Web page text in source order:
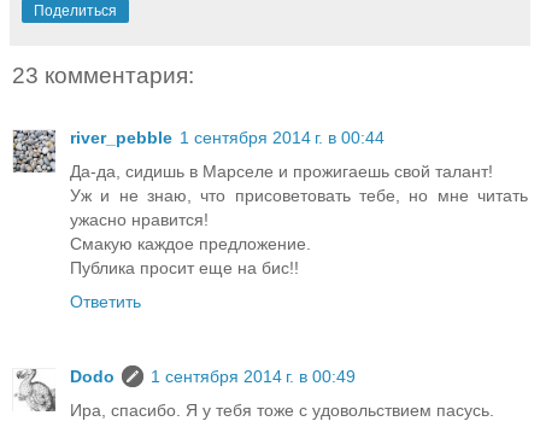
Поделиться
23 комментария:
river_pebble 1 сентября 2014 г. в 00:44
Да-да, сидишь в Марселе и прожигаешь свой талант!
Уж и не знаю, что присоветовать тебе, но мне читать
ужасно нравится!
Смакую каждое предложение.
Публика просит еще на бис!!
Ответить
Dodo
1 сентября 2014 г. в 00:49
Ира, спасибо. Я у тебя тоже с удовольствием пасусь.